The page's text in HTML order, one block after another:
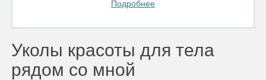
Подробнее
Уколы красоты для тела
рядом со мной